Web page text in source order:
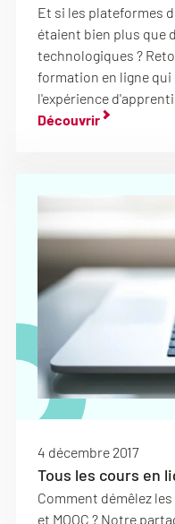
Et si les plateformes
étaient bien plus que
technologiques ?
formation en ligne
l'expérience
Découvrir
4 décembre 2017
Tous les cours en
Comment démêlez
et MOOC ? Notre